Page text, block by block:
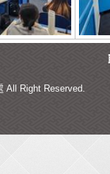
All Right Reserved.